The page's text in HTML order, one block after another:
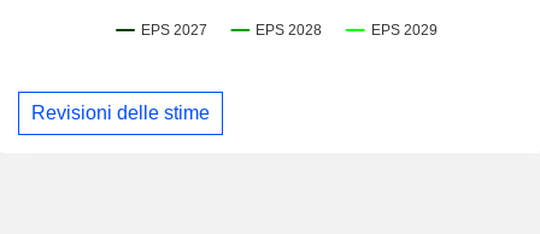
Revisioni delle stime